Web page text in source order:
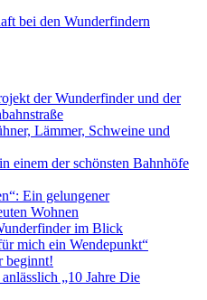
bei den Wunderfindern
der Wunderfinder und der
Lämmer, Schweine und
einem der schönsten Bahnhöfe
Ein gelungener
Wohnen
im Blick
mich ein Wendepunkt“
beginnt!
„10 Jahre Die